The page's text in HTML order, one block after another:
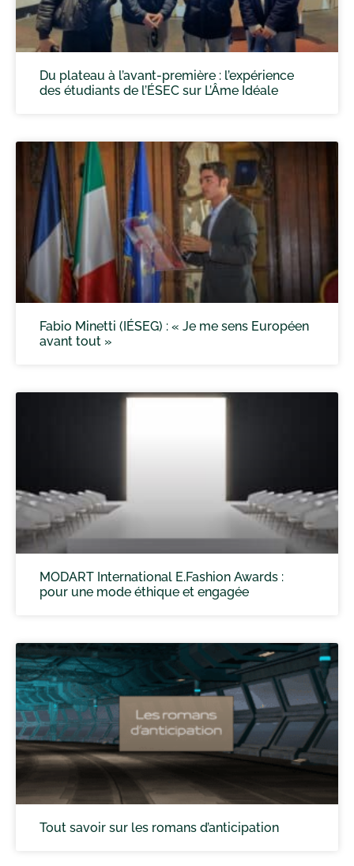
Du plateau à l’avant-première : l’expérience
des étudiants de l’ÉSEC sur L’Âme Idéale
Fabio Minetti (IÉSEG) : « Je me sens Européen
avant tout »
MODART International E.Fashion Awards :
pour une mode éthique et engagée
Tout savoir sur les romans d’anticipation